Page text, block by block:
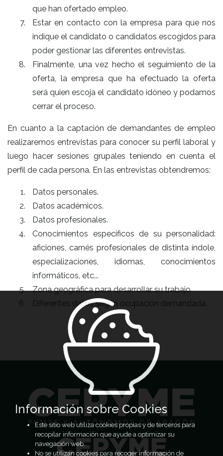
que han ofertado empleo.
Estar en contacto con la empresa para que nos
indique el candidato o candidatos escogidos para
poder gestionar las diferentes entrevistas.
Finalmente, una vez hecho el seguimiento de la
oferta, la empresa que ha efectuado la oferta
será quien escoja el candidato idóneo y podamos
cerrar el proceso.
En cuanto a la captación de demandantes de empleo
realizaremos entrevistas para conocer su perfil laboral y
luego hacer sesiones grupales teniendo en cuenta el
perfil de cada persona. En las entrevistas obtendremos:
Datos personales.
Datos académicos.
Datos profesionales.
Conocimientos específicos de su personalidad:
aficiones, carnés profesionales de distinta índole,
especializaciones, idiomas, conocimientos
informáticos, etc...
Zona geográfica para desarrollar su trabajo.
Diferentes datos según ocupación demandada.
Información sobre Cookies
Este sitio web utiliza cookies propias y de terceros para
recopilar información que ayude a optimizar su
navegación web.
No se utilizan cookies para recoger información de